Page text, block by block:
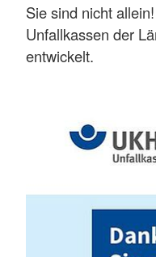
Sie sind nicht
Unfallkassen der
entwickelt.